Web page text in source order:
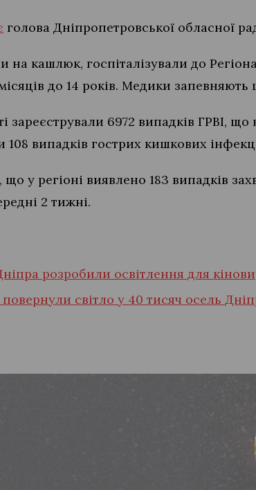
голова Дніпропетровської обласної
на кашлюк, госпіталізували до
до 14 років. Медики
зареєстрували 6972 випадків ГРВІ,
108 випадків гострих кишкових
, що у регіоні виявлено 183 випадків
2 тижні.
розробили освітлення для
світло у 40 тисяч осель